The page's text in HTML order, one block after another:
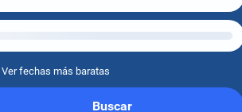
Ver fechas más baratas
Buscar